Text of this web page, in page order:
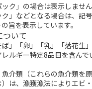
ク」の場合は表示しませ
」などとなる場合は、記
旨を表示しています。
いて
」「卵」「乳」「落花生
ルギー特定8品目を含んで
介類（これらの魚介類を
は、漁獲漁法によりエビ